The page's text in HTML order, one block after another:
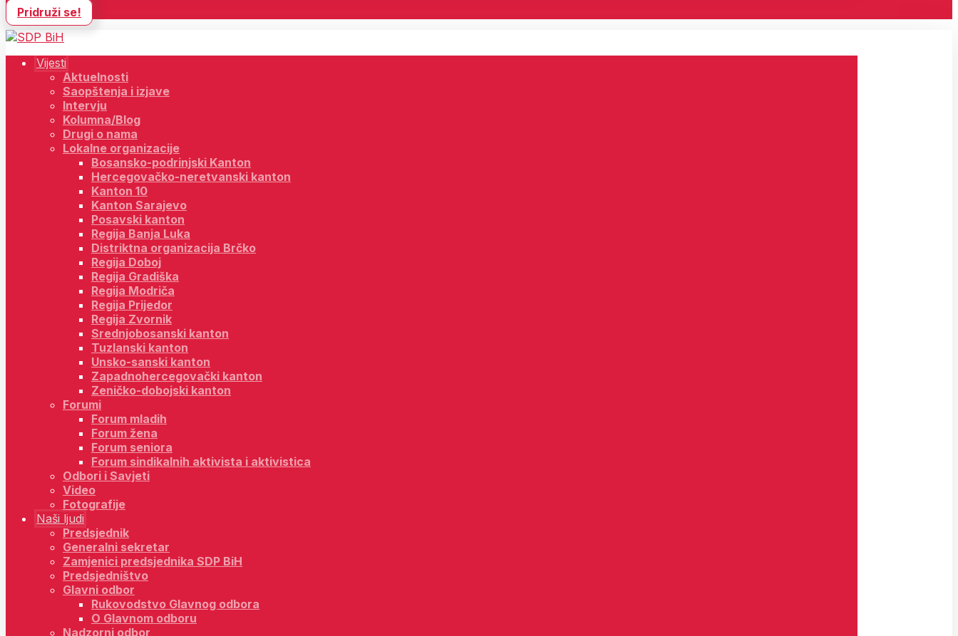
Pridruži se!
Vijesti
Aktuelnosti
Saopštenja i izjave
Intervju
Kolumna/Blog
Drugi o nama
Lokalne organizacije
Bosansko-podrinjski Kanton
Hercegovačko-neretvanski kanton
Kanton 10
Kanton Sarajevo
Posavski kanton
Regija Banja Luka
Distriktna organizacija Brčko
Regija Doboj
Regija Gradiška
Regija Modriča
Regija Prijedor
Regija Zvornik
Srednjobosanski kanton
Tuzlanski kanton
Unsko-sanski kanton
Zapadnohercegovački kanton
Zeničko-dobojski kanton
Forumi
Forum mladih
Forum žena
Forum seniora
Forum sindikalnih aktivista i aktivistica
Odbori i Savjeti
Video
Fotografije
Naši ljudi
Predsjednik
Generalni sekretar
Zamjenici predsjednika SDP BiH
Predsjedništvo
Glavni odbor
Rukovodstvo Glavnog odbora
O Glavnom odboru
Nadzorni odbor